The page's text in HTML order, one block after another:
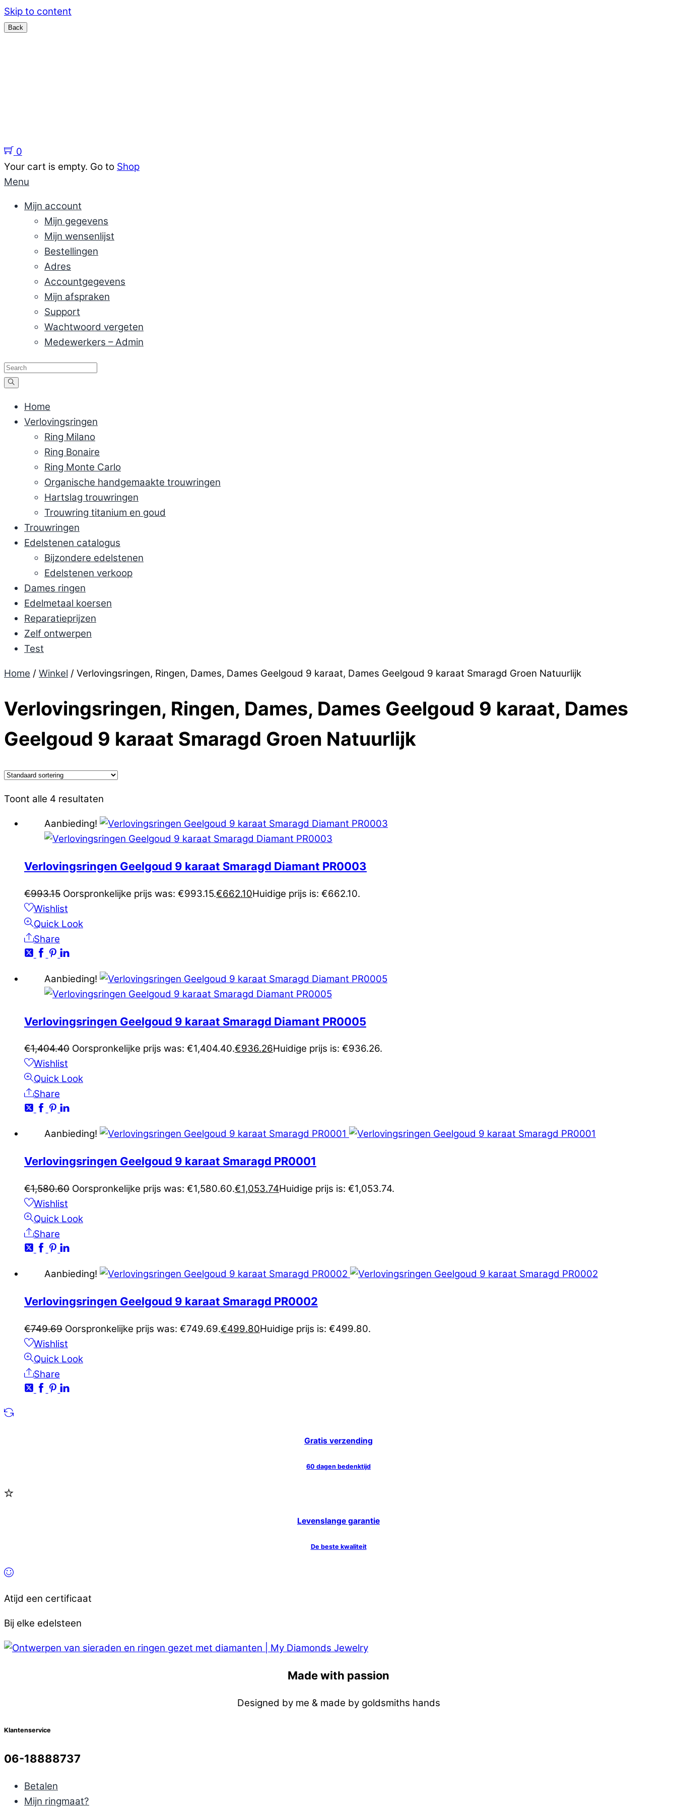
Skip to content
0
Your cart is empty. Go to Shop
Menu
Mijn account
Mijn gegevens
Mijn wensenlijst
Bestellingen
Adres
Accountgegevens
Mijn afspraken
Support
Wachtwoord vergeten
Medewerkers – Admin
Home
Verlovingsringen
Ring Milano
Ring Bonaire
Ring Monte Carlo
Organische handgemaakte trouwringen
Hartslag trouwringen
Trouwring titanium en goud
Trouwringen
Edelstenen catalogus
Bijzondere edelstenen
Edelstenen verkoop
Dames ringen
Edelmetaal koersen
Reparatieprijzen
Zelf ontwerpen
Test
Home / Winkel / Verlovingsringen, Ringen, Dames, Dames Geelgoud 9 karaat, Dames Geelgoud 9 karaat Smaragd Groen Natuurlijk
Verlovingsringen, Ringen, Dames, Dames Geelgoud 9 karaat, Dames
Geelgoud 9 karaat Smaragd Groen Natuurlijk
Toont alle 4 resultaten
Aanbieding!
Verlovingsringen Geelgoud 9 karaat Smaragd Diamant PR0003
€993.15 Oorspronkelijke prijs was: €993.15.€662.10Huidige prijs is: €662.10.
Wishlist
Quick Look
Share
Aanbieding!
Verlovingsringen Geelgoud 9 karaat Smaragd Diamant PR0005
€1,404.40 Oorspronkelijke prijs was: €1,404.40.€936.26Huidige prijs is: €936.26.
Wishlist
Quick Look
Share
Aanbieding!
Verlovingsringen Geelgoud 9 karaat Smaragd PR0001
€1,580.60 Oorspronkelijke prijs was: €1,580.60.€1,053.74Huidige prijs is: €1,053.74.
Wishlist
Quick Look
Share
Aanbieding!
Verlovingsringen Geelgoud 9 karaat Smaragd PR0002
€749.69 Oorspronkelijke prijs was: €749.69.€499.80Huidige prijs is: €499.80.
Wishlist
Quick Look
Share
Gratis verzending
60 dagen bedenktijd
Levenslange garantie
De beste kwaliteit
Atijd een certificaat
Bij elke edelsteen
Made with passion
Designed by me & made by goldsmiths hands
Klantenservice
06-18888737
Betalen
Mijn ringmaat?